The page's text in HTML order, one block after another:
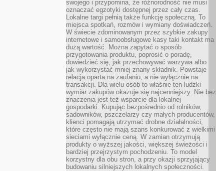
swojego i przypomina, że różnorodność nie musi
oznaczać egzotyki dostępnej przez cały czas.
Lokalne targi pełnią także funkcję społeczną. To
miejsca spotkań, rozmów i wymiany doświadczeń.
W świecie zdominowanym przez szybkie zakupy
internetowe i samoobsługowe kasy taki kontakt ma
dużą wartość. Można zapytać o sposób
przygotowania produktu, poprosić o poradę,
dowiedzieć się, jak przechowywać warzywa albo
jak wykorzystać mniej znany składnik. Powstaje
relacja oparta na zaufaniu, a nie wyłącznie na
transakcji. Dla wielu osób to właśnie ten ludzki
wymiar zakupów okazuje się najcenniejszy. Nie bez
znaczenia jest też wsparcie dla lokalnej
gospodarki. Kupując bezpośrednio od rolników,
sadowników, pszczelarzy czy małych producentów,
klienci pomagają utrzymać drobne działalności,
które często nie mają szans konkurować z wielkimi
sieciami wyłącznie ceną. W zamian otrzymują
produkty o wyższej jakości, większej świeżości i
bardziej przejrzystym pochodzeniu. To model
korzystny dla obu stron, a przy okazji sprzyjający
budowaniu silniejszych lokalnych społeczności.